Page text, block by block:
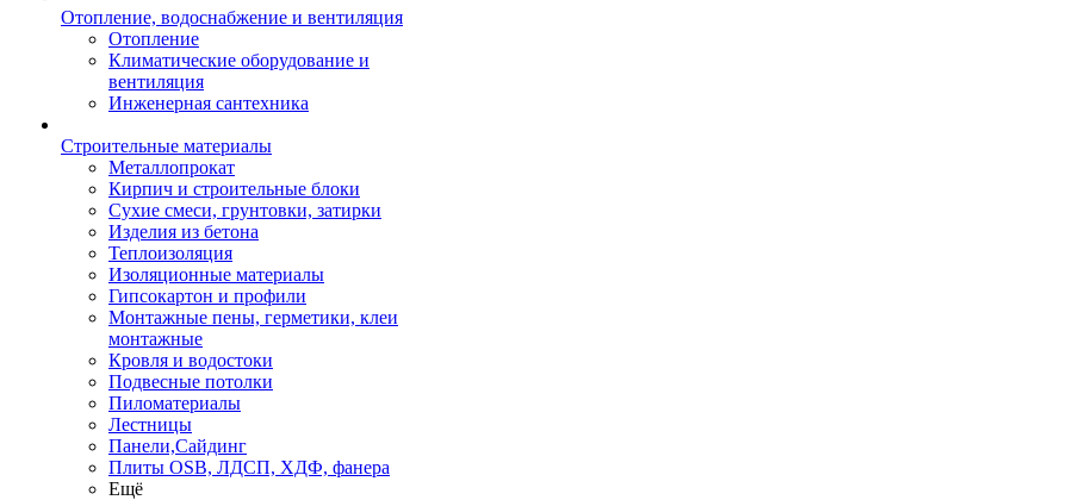
Отопление, водоснабжение и вентиляция
Отопление
Климатические оборудование и
вентиляция
Инженерная сантехника
Строительные материалы
Металлопрокат
Кирпич и строительные блоки
Сухие смеси, грунтовки, затирки
Изделия из бетона
Теплоизоляция
Изоляционные материалы
Гипсокартон и профили
Монтажные пены, герметики, клеи
монтажные
Кровля и водостоки
Подвесные потолки
Пиломатериалы
Лестницы
Панели,Сайдинг
Плиты OSB, ЛДСП, ХДФ, фанера
Ещё